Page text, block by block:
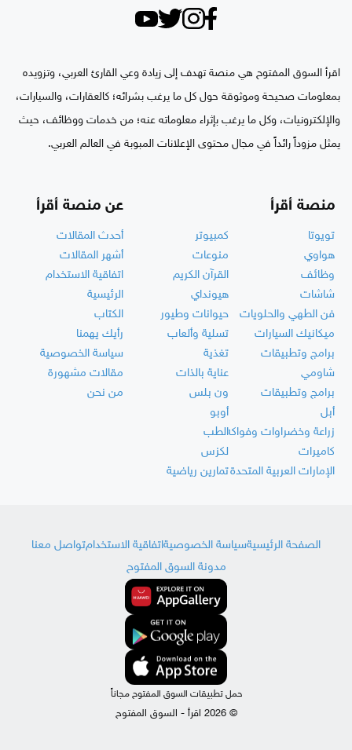
اقرأ السوق المفتوح هي منصة تهدف إلى زيادة وعي القارئ العربي، وتزويده
بمعلومات صحيحة وموثوقة حول كل ما يرغب بشرائه؛ كالعقارات، والسيارات،
والإلكترونيات، وكل ما يرغب بإثراء معلوماته عنه؛ من خدمات ووظائف، حيث
يمثل مزوداً رائداً في مجال محتوى الإعلانات المبوبة في العالم العربي.
منصة أقرأ
تويوتا
كمبيوتر
هواوي
منوعات
وظائف
القرآن الكريم
شاشات
هيونداي
فن الطهي والحلويات
حيوانات وطيور
ميكانيك السيارات
تسلية وألعاب
برامج وتطبيقات
تغذية
شاومي
عناية بالذات
برامج وتطبيقات
ون بلس
أبل
أوبو
زراعة وخضراوات وفواكهالطب
كاميرات
لكزس
الإمارات العربية المتحدةتمارين رياضية
عن منصة أقرأ
أحدث المقالات
أشهر المقالات
اتفاقية الاستخدام
الرئيسية
الكتاب
رأيك يهمنا
سياسة الخصوصية
مقالات مشهورة
من نحن
الصفحة الرئيسيةسياسة الخصوصيةاتفاقية الاستخدامتواصل معنا
مدونة السوق المفتوح
حمل تطبيقات السوق المفتوح مجاناً
© 2026 اقرأ - السوق المفتوح